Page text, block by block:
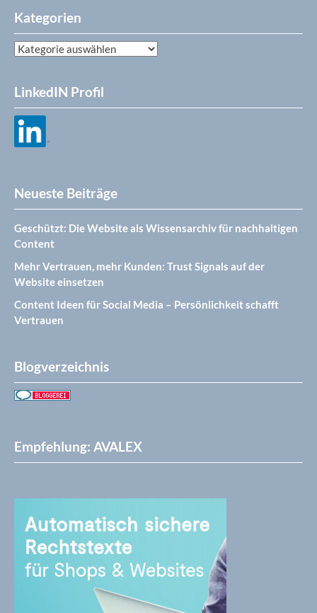
Kategorien
Kategorien
LinkedIN Profil
Neueste Beiträge
Geschützt: Die Website als Wissensarchiv für nachhaltigen
Content
Mehr Vertrauen, mehr Kunden: Trust Signals auf der
Website einsetzen
Content Ideen für Social Media – Persönlichkeit schafft
Vertrauen
Blogverzeichnis
Empfehlung: AVALEX